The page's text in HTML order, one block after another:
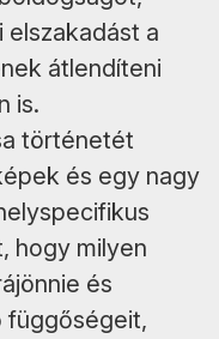
elszakadást a
átlendíteni
is.
történetét
és egy nagy
hogy milyen
és
függőségeit,